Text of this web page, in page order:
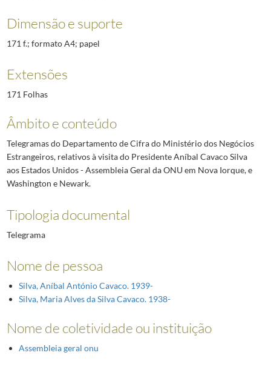
Dimensão e suporte
171 f.; formato A4; papel
Extensões
171 Folhas
Âmbito e conteúdo
Telegramas do Departamento de Cifra do Ministério dos Negócios
Estrangeiros, relativos à visita do Presidente Aníbal Cavaco Silva
aos Estados Unidos - Assembleia Geral da ONU em Nova Iorque, e
Washington e Newark.
Tipologia documental
Telegrama
Nome de pessoa
Silva, Aníbal António Cavaco. 1939-
Silva, Maria Alves da Silva Cavaco. 1938-
Nome de coletividade ou instituição
Assembleia geral onu